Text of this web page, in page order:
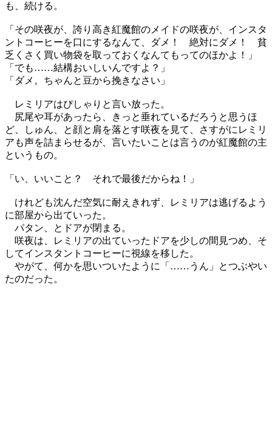
も、続ける。
「その咲夜が、誇り高き紅魔館のメイドの咲夜が、インスタ
ントコーヒーを口にするなんて、ダメ！ 絶対にダメ！ 貧
乏くさく買い物袋を取っておくなんてもってのほかよ！」
「でも……結構おいしいんですよ？」
「ダメ。ちゃんと豆から挽きなさい」
レミリアはぴしゃりと言い放った。
尻尾や耳があったら、きっと垂れているだろうと思うほ
ど、しゅん、と顔と肩を落とす咲夜を見て、さすがにレミリ
アも声を詰まらせるが、言いたいことは言うのが紅魔館の主
というもの。
「い、いいこと？ それで最後だからね！」
けれども沈んだ空気に耐えきれず、レミリアは逃げるよう
に部屋から出ていった。
パタン、とドアが閉まる。
咲夜は、レミリアの出ていったドアを少しの間見つめ、そ
してインスタントコーヒーに視線を移した。
やがて、何かを思いついたように「……うん」とつぶやい
たのだった。